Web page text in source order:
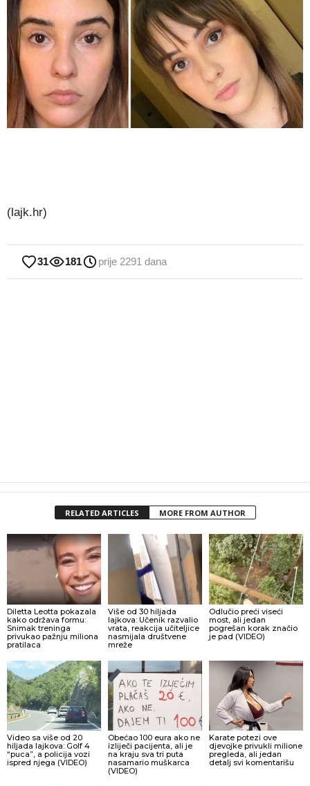
(lajk.hr)
31 181 prije 2291 dana
RELATED ARTICLES MORE FROM AUTHOR
Diletta Leotta pokazala
kako održava formu:
Snimak treninga
privukao pažnju miliona
pratilaca
Više od 30 hiljada
lajkova: Učenik razvalio
vrata, reakcija učiteljice
nasmijala društvene
mreže
Odlučio preći viseći
most, ali jedan
pogrešan korak značio
je pad (VIDEO)
Video sa više od 20
hiljada lajkova: Golf 4
“puca”, a policija vozi
ispred njega (VIDEO)
Obećao 100 eura ako ne
izliječi pacijenta, ali je
na kraju sva tri puta
nasamario muškarca
(VIDEO)
Karate potezi ove
djevojke privukli milione
pregleda, ali jedan
detalj svi komentarišu